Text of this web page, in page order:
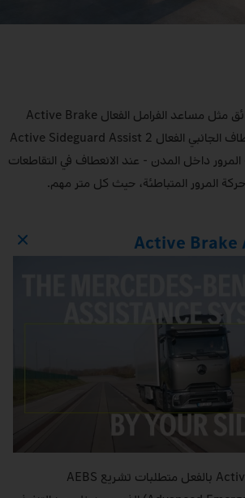
توفر أنظمة مساعدة السائق مثل مساعد الفرامل الفعال Active Brake
Assist 6 أو مساعد الانعطاف الجانبي الفعال Active Sideguard Assist 2
داخل المدن - عند الانعطاف في التقاطعات
المرور المتباطئة، حيث كل متر مهم.
Active
يستوفي Active Brake Assist بالفعل متطلبات تشريع AEBS